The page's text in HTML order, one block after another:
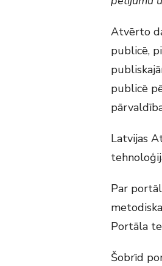
Atvērto
publicē,
publicē
Latvijas
Par
Portāla
Šobrīd